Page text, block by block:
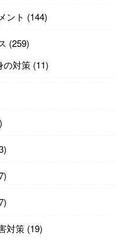
ント (144)
(259)
の対策 (11)
対策 (19)